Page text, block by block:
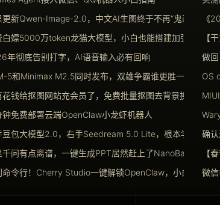
更新Qwen-Image-2.0，中文AI生图终于不再“鬼画符”
白嫖5000万token龙猫大模型，小白也能搭建加强版
年彻底告别打字，AI语音输入必有回响
5和Minimax M2.5同时发布，双雄争霸谁更胜一筹
花钱给抠图网站充会员了，免费批量抠图去背景换背景神
钟免费部署云端OpenClaw小龙虾机器人
豆包大模型2.0，右手Seedream 5.0 Lite，根本学不完
千问有点离谱，一键生成PPT居然赶上了NanoBanana Pro
命令行！Cherry Studio一键解锁OpenClaw，小白也能玩
《
【
做
OS
确认
【
微